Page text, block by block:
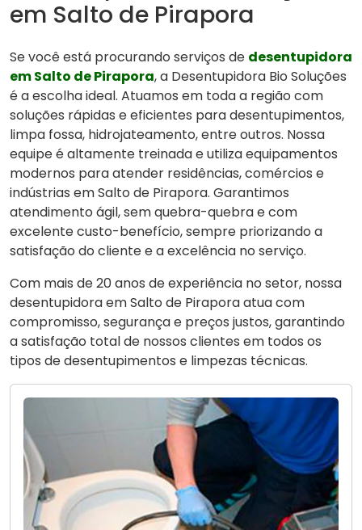
em Salto de Pirapora
Se você está procurando serviços de desentupidora
em Salto de Pirapora, a Desentupidora Bio Soluções
é a escolha ideal. Atuamos em toda a região com
soluções rápidas e eficientes para desentupimentos,
limpa fossa, hidrojateamento, entre outros. Nossa
equipe é altamente treinada e utiliza equipamentos
modernos para atender residências, comércios e
indústrias em Salto de Pirapora. Garantimos
atendimento ágil, sem quebra-quebra e com
excelente custo-benefício, sempre priorizando a
satisfação do cliente e a excelência no serviço.
Com mais de 20 anos de experiência no setor, nossa
desentupidora em Salto de Pirapora atua com
compromisso, segurança e preços justos, garantindo
a satisfação total de nossos clientes em todos os
tipos de desentupimentos e limpezas técnicas.